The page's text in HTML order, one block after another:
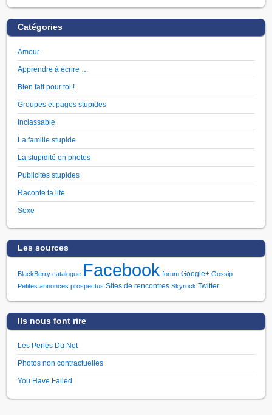
Catégories
Amour
Apprendre à écrire …
Bien fait pour toi !
Groupes et pages stupides
Inclassable
La famille stupide
La stupidité en photos
Publicités stupides
Raconte ta life
Sexe
Les sources
BlackBerry catalogue Facebook forum Google+ Gossip
Petites annonces prospectus Sites de rencontres Skyrock Twitter
Ils nous font rire
Les Perles Du Net
Photos non contractuelles
You Have Failed